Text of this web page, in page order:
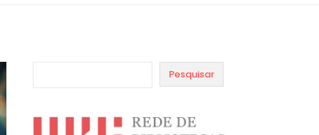
Pesquisar